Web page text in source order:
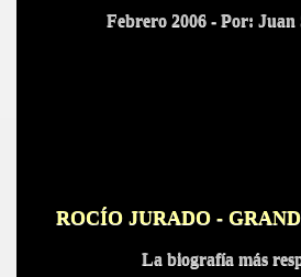
Febrero 2006 - Por: Juan
ROCÍO JURADO -
La biografía más